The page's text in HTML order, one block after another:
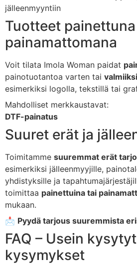
jälleenmyyntiin
Tuotteet
painamattomana
Voit tilata Imola Woman paidat
painotuotantoa varten tai
esimerkiksi logolla, tekstillä tai
Mahdolliset merkkaustavat:
DTF-painatus
Suuret erät ja
Toimitamme suuremmat erät
esimerkiksi jälleenmyyjille,
yhdistyksille ja
toimittaa painettuina tai
mukaan.
📩 Pyydä tarjous suuremmista
FAQ – Usein kysytyt
kysymykset